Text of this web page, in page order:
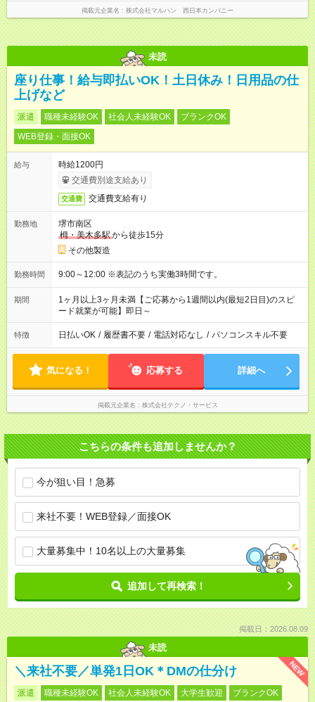
掲載元企業名 株式会社マルハン 西日本カンパニー
未読
座り仕事！給与即払いOK！土日休み！日用品の仕
上げなど
派遣 職種未経験OK 社会人未経験OK
ブランクOK
WEB登録・面接OK
給与
時給1200円
交通費別途支給あり
交通費 交通費支給有り
勤務地
堺市南区
栂・美木多駅から徒歩15分
その他製造
勤務時間 9:00～12:00 ※表記のうち実働3時間です。
期間
1ヶ月以上3ヶ月未満【ご応募から1週間以内(最短2日目)のスピ
ード就業が可能】即日～
特徴 日払いOK / 履歴書不要 / 電話対応なし / パソコンスキル不要
気になる！ 応募する 詳細へ
掲載元企業名 株式会社テクノ・サービス
こちらの条件も追加しませんか？
今が狙い目！急募
来社不要！WEB登録／面接OK
大量募集中！10名以上の大量募集
追加して再検索！
掲載日：2026.08.09
未読
NEW
＼来社不要／単発1日OK＊DMの仕分け
派遣 職種未経験OK 社会人未経験OK 大学生歓迎 ブランクOK